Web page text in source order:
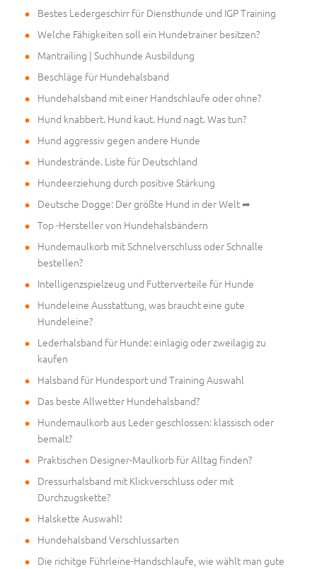
Bestes Ledergeschirr für Diensthunde und IGP Training
Welche Fähigkeiten soll ein Hundetrainer besitzen?
Mantrailing | Suchhunde Ausbildung
Beschläge für Hundehalsband
Hundehalsband mit einer Handschlaufe oder ohne?
Hund knabbert. Hund kaut. Hund nagt. Was tun?
Hund aggressiv gegen andere Hunde
Hundestrände. Liste für Deutschland
Hundeerziehung durch positive Stärkung
Deutsche Dogge: Der größte Hund in der Welt ➦
Top -Hersteller von Hundehalsbändern
Hundemaulkorb mit Schnelverschluss oder Schnalle
bestellen?
Intelligenzspielzeug und Futterverteile für Hunde
Hundeleine Ausstattung, was braucht eine gute
Hundeleine?
Lederhalsband für Hunde: einlagig oder zweilagig zu
kaufen
Halsband für Hundesport und Training Auswahl
Das beste Allwetter Hundehalsband?
Hundemaulkorb aus Leder geschlossen: klassisch oder
bemalt?
Praktischen Designer-Maulkorb für Alltag finden?
Dressurhalsband mit Klickverschluss oder mit
Durchzugskette?
Halskette Auswahl!
Hundehalsband Verschlussarten
Die richitge Führleine-Handschlaufe, wie wählt man gute